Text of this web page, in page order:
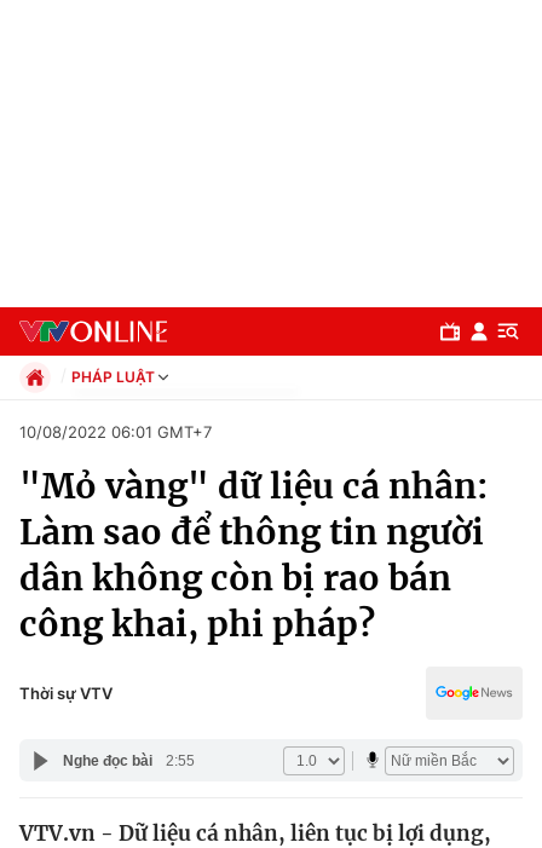
Chuyên mục
Chính trị
Xã hội
Pháp luật
Y tế
Thế giới
PHÁP LUẬT
Xã hội
Pháp luật
Thể thao
Truyền hình
Văn hóa - Giải trí
Y tế
Công nghệ
10/08/2022 06:01 GMT+7
"Mỏ vàng" dữ liệu cá nhân:
Làm sao để thông tin người
dân không còn bị rao bán
công khai, phi pháp?
Thời sự VTV
Nghe đọc bài 2:55
VTV.vn - Dữ liệu cá nhân, liên tục bị lợi dụng,